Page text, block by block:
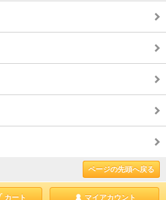
ページの先頭へ戻る
カート マイアカウント